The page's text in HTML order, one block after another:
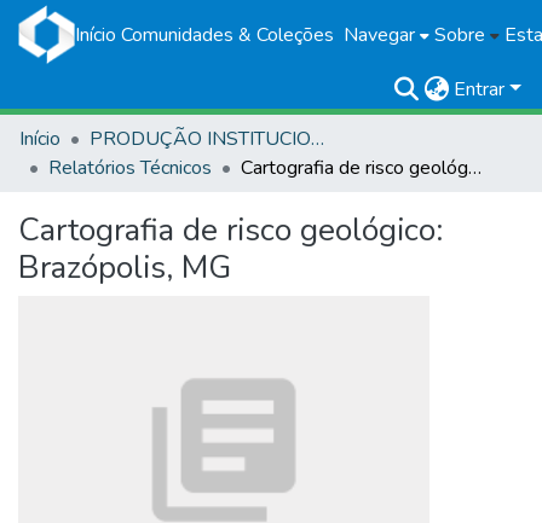
Início Comunidades & Coleções Navegar Sobre
Entrar
Início
PRODUÇÃO INSTITUCIONAL
Relatórios Técnicos
Cartografia de risco geológico: Brazópolis, MG
Cartografia de risco geológico:
Brazópolis, MG